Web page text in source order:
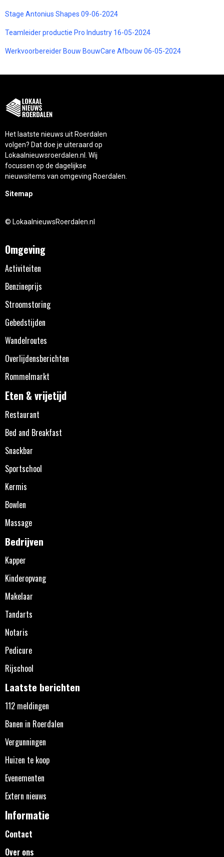
Stage Antonius Shapes 09-06-2024
Teamleider productie Pro Industry 16-05-2024
Werkvoorbereider Bouw BouwCare Afbouw 06-05-2024
Het laatste nieuws uit Roerdalen
volgen? Dat doe je uiteraard op
Lokaalnieuwsroerdalen.nl. Wij
focussen op de dagelijkse
nieuwsitems van omgeving Roerdalen.
Sitemap
© LokaalnieuwsRoerdalen.nl
Omgeving
Activiteiten
Benzineprijs
Stroomstoring
Gebedstijden
Wandelroutes
Overlijdensberichten
Rommelmarkt
Eten & vrijetijd
Restaurant
Bed and Breakfast
Snackbar
Sportschool
Kermis
Bowlen
Massage
Bedrijven
Kapper
Kinderopvang
Makelaar
Tandarts
Notaris
Pedicure
Rijschool
Laatste berichten
112 meldingen
Banen in Roerdalen
Vergunningen
Huizen te koop
Evenementen
Extern nieuws
Informatie
Contact
Over ons